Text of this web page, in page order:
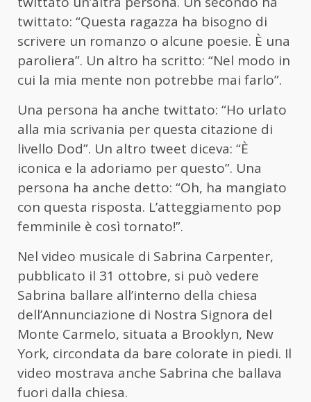
twittato: “Questa ragazza ha bisogno di
scrivere un romanzo o alcune poesie. È una
paroliera”. Un altro ha scritto: “Nel modo in
cui la mia mente non potrebbe mai farlo”.
Una persona ha anche twittato: “Ho urlato
alla mia scrivania per questa citazione di
livello Dod”. Un altro tweet diceva: “È
iconica e la adoriamo per questo”. Una
persona ha anche detto: “Oh, ha mangiato
con questa risposta. L’atteggiamento pop
femminile è così tornato!”.
Nel video musicale di Sabrina Carpenter,
pubblicato il 31 ottobre, si può vedere
Sabrina ballare all’interno della chiesa
dell’Annunciazione di Nostra Signora del
Monte Carmelo, situata a Brooklyn, New
York, circondata da bare colorate in piedi. Il
video mostrava anche Sabrina che ballava
fuori dalla chiesa.